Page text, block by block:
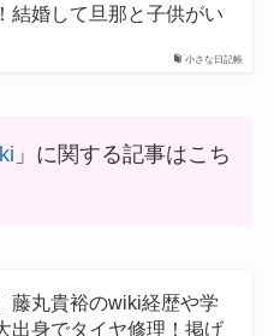
小さな日記帳
結婚して旦那と子供がい
」に関する記事はこち
藤丸貴裕のwiki経歴や学
出身でタイヤ修理！掲げ